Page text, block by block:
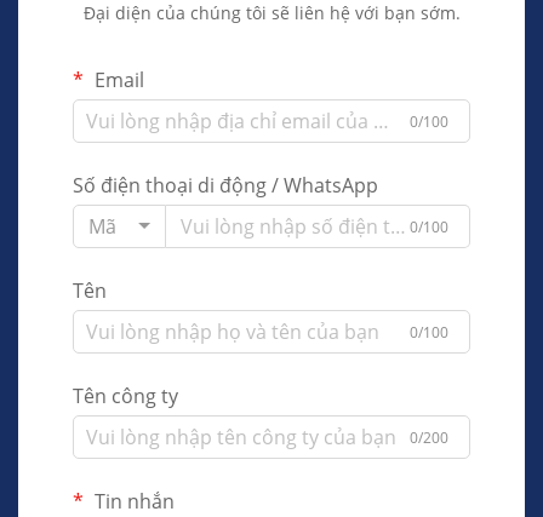
Đại diện của chúng tôi sẽ liên hệ với bạn sớm.
Email
0/100
Số điện thoại di động / WhatsApp
Mã
0/100
Tên
0/100
Tên công ty
0/200
Tin nhắn